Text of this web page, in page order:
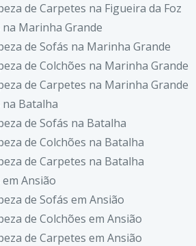
de Carpetes na Figueira da Foz
na Marinha Grande
de Sofás na Marinha Grande
de Colchões na Marinha Grande
de Carpetes na Marinha Grande
Batalha
de Sofás na Batalha
de Colchões na Batalha
de Carpetes na Batalha
Ansião
de Sofás em Ansião
de Colchões em Ansião
de Carpetes em Ansião